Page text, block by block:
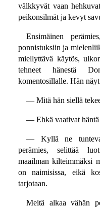
välkkyvät vaan
peikonsilmät ja kevyt
Ensimäinen
ponnistuksiin ja
miellyttävä käytös,
tehneet hänestä
komentosillalle. Hän
— Mitä hän siellä
— Ehkä vaativat häntä
— Kyllä ne
perämies, selittää
maailman kilteimmäksi
on naimisissa, eikä
tarjotaan.
Meitä alkaa vähän